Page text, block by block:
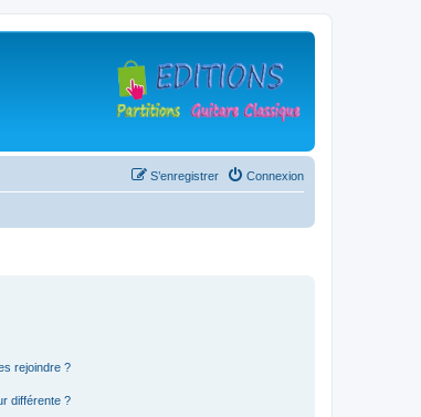
Connexion
S’enregistrer
rejoindre ?
différente ?